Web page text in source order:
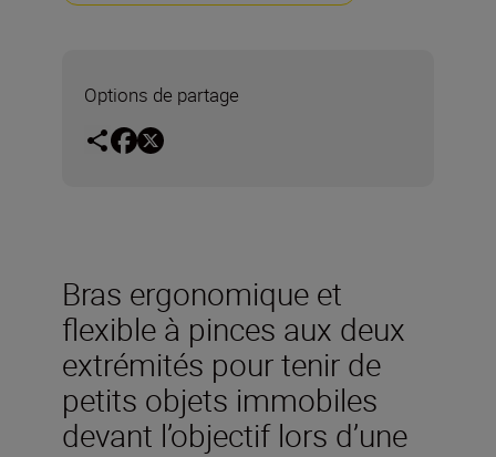
Options de partage
Bras ergonomique et
flexible à pinces aux deux
extrémités pour tenir de
petits objets immobiles
devant l’objectif lors d’une